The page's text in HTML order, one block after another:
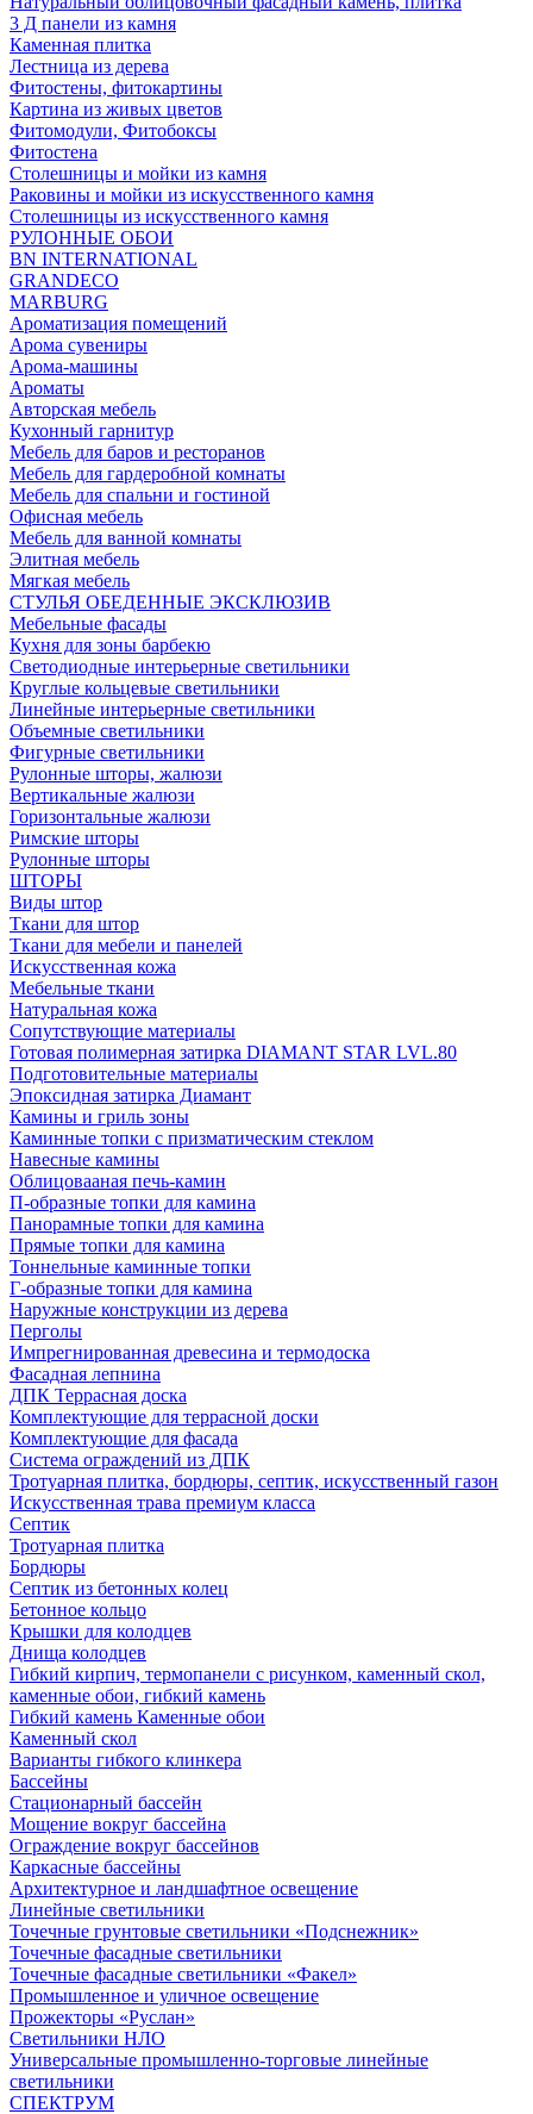
3 Д панели из камня
Каменная плитка
Лестница из дерева
Фитостены, фитокартины
Картина из живых цветов
Фитомодули, Фитобоксы
Фитостена
Столешницы и мойки из камня
Раковины и мойки из искусственного камня
Столешницы из искусственного камня
РУЛОННЫЕ ОБОИ
BN INTERNATIONAL
GRANDECO
MARBURG
Ароматизация помещений
Арома сувениры
Арома-машины
Ароматы
Авторская мебель
Кухонный гарнитур
Мебель для баров и ресторанов
Мебель для гардеробной комнаты
Мебель для спальни и гостиной
Офисная мебель
Мебель для ванной комнаты
Элитная мебель
Мягкая мебель
СТУЛЬЯ ОБЕДЕННЫЕ ЭКСКЛЮЗИВ
Мебельные фасады
Кухня для зоны барбекю
Светодиодные интерьерные светильники
Круглые кольцевые светильники
Линейные интерьерные светильники
Объемные светильники
Фигурные светильники
Рулонные шторы, жалюзи
Вертикальные жалюзи
Горизонтальные жалюзи
Римские шторы
Рулонные шторы
ШТОРЫ
Виды штор
Ткани для штор
Ткани для мебели и панелей
Искусственная кожа
Мебельные ткани
Натуральная кожа
Сопутствующие материалы
Готовая полимерная затирка DIAMANT STAR LVL.80
Подготовительные материалы
Эпоксидная затирка Диамант
Камины и гриль зоны
Каминные топки с призматическим стеклом
Навесные камины
Облицовааная печь-камин
П-образные топки для камина
Панорамные топки для камина
Прямые топки для камина
Тоннельные каминные топки
Г-образные топки для камина
Наружные конструкции из дерева
Перголы
Импрегнированная древесина и термодоска
Фасадная лепнина
ДПК Террасная доска
Комплектующие для террасной доски
Комплектующие для фасада
Система ограждений из ДПК
Тротуарная плитка, бордюры, септик, искусственный газон
Искусственная трава премиум класса
Септик
Тротуарная плитка
Бордюры
Септик из бетонных колец
Бетонное кольцо
Крышки для колодцев
Днища колодцев
Гибкий кирпич, термопанели с рисунком, каменный скол,
каменные обои, гибкий камень
Гибкий камень Каменные обои
Каменный скол
Варианты гибкого клинкера
Бассейны
Стационарный бассейн
Мощение вокруг бассейна
Ограждение вокруг бассейнов
Каркасные бассейны
Архитектурное и ландшафтное освещение
Линейные светильники
Точечные грунтовые светильники «Подснежник»
Точечные фасадные светильники
Точечные фасадные светильники «Факел»
Промышленное и уличное освещение
Прожекторы «Руслан»
Светильники НЛО
Универсальные промышленно-торговые линейные
светильники
СПЕКТРУМ